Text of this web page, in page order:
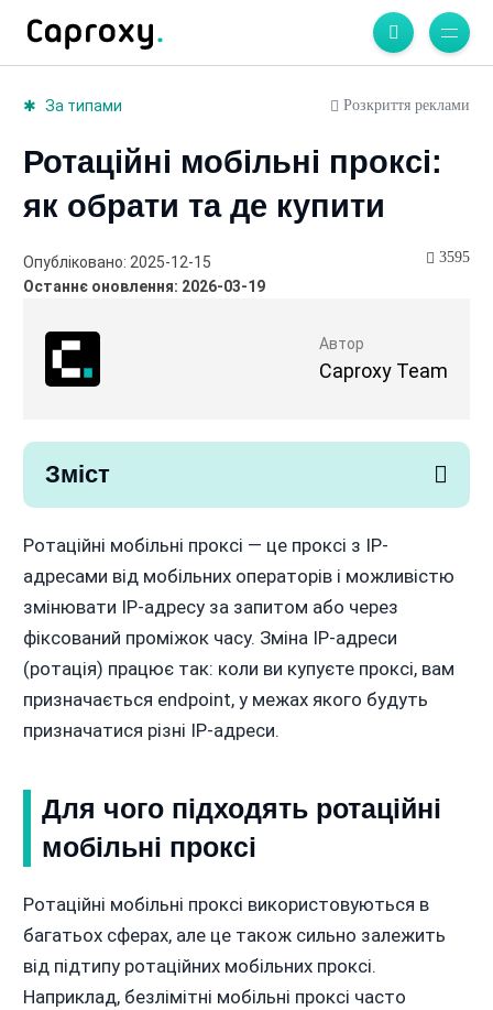
За типами Розкриття реклами
Ротаційні мобільні проксі:
як обрати та де купити
Автор
Caproxy Team
Опубліковано: 2025-12-15
Останнє оновлення: 2026-03-19
3595
Зміст
Ротаційні мобільні проксі — це проксі з IP-
адресами від мобільних операторів і можливістю
змінювати IP-адресу за запитом або через
фіксований проміжок часу. Зміна IP-адреси
(ротація) працює так: коли ви купуєте проксі, вам
призначається endpoint, у межах якого будуть
призначатися різні IP-адреси.
Для чого підходять ротаційні
мобільні проксі
Ротаційні мобільні проксі використовуються в
багатьох сферах, але це також сильно залежить
від підтипу ротаційних мобільних проксі.
Наприклад, безлімітні мобільні проксі часто